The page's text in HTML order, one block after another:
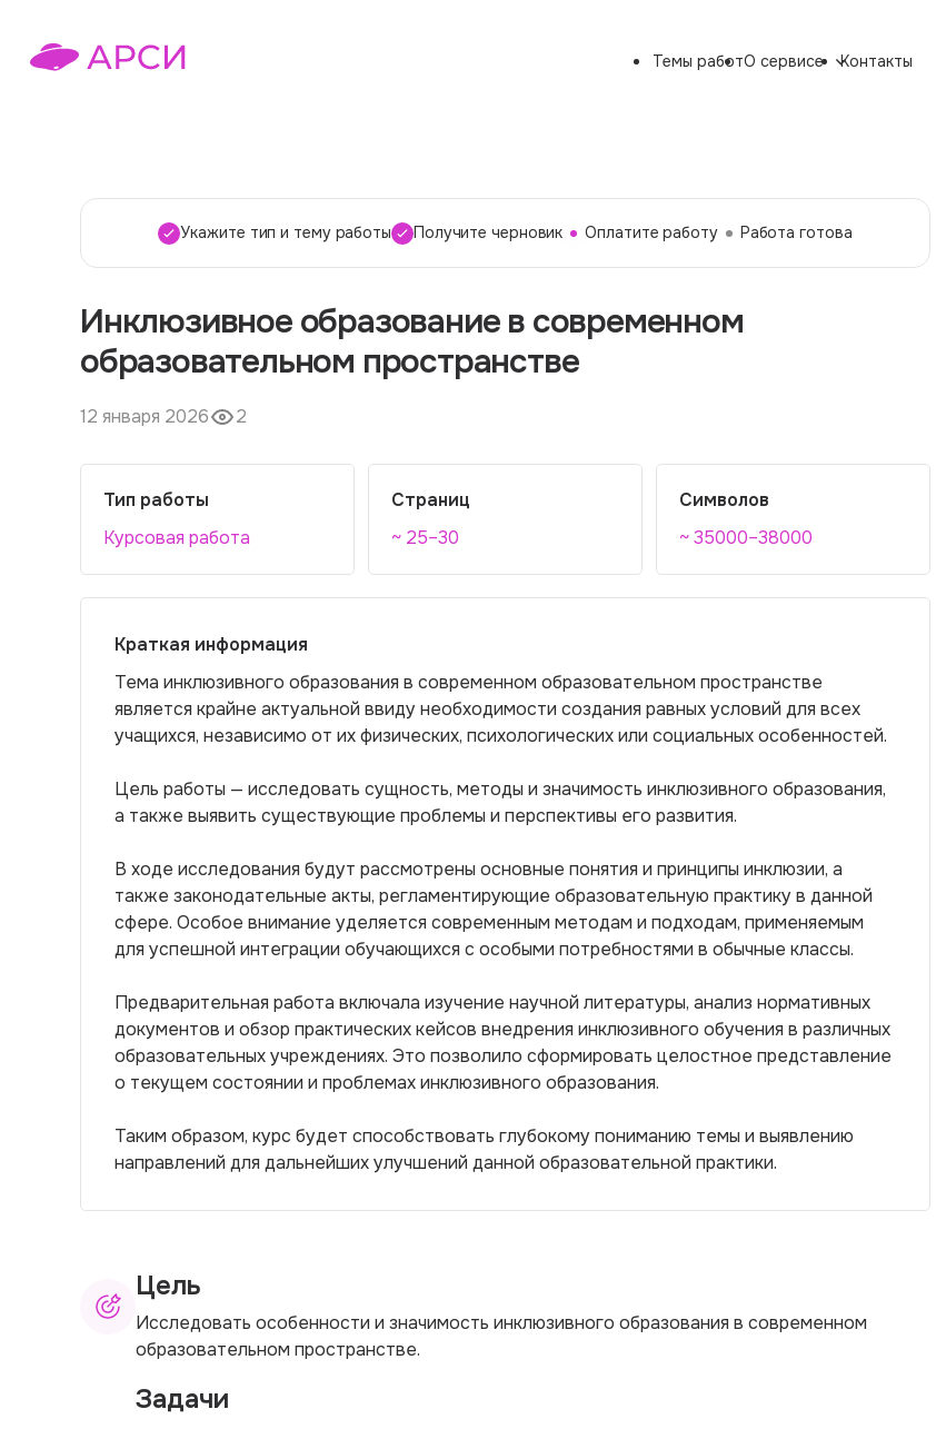
Темы работО сервисе Контакты
Укажите тип и тему работы Получите черновик Оплатите работу Работа готова
Инклюзивное образование в современном
образовательном пространстве
12 января 2026 2
Тип работы
Курсовая работа
Страниц
~ 25–30
Символов
~ 35000–38000
Краткая информация
Тема инклюзивного образования в современном образовательном пространстве
является крайне актуальной ввиду необходимости создания равных условий для всех
учащихся, независимо от их физических, психологических или социальных особенностей.
Цель работы — исследовать сущность, методы и значимость инклюзивного образования,
а также выявить существующие проблемы и перспективы его развития.
В ходе исследования будут рассмотрены основные понятия и принципы инклюзии, а
также законодательные акты, регламентирующие образовательную практику в данной
сфере. Особое внимание уделяется современным методам и подходам, применяемым
для успешной интеграции обучающихся с особыми потребностями в обычные классы.
Предварительная работа включала изучение научной литературы, анализ нормативных
документов и обзор практических кейсов внедрения инклюзивного обучения в различных
образовательных учреждениях. Это позволило сформировать целостное представление
о текущем состоянии и проблемах инклюзивного образования.
Таким образом, курс будет способствовать глубокому пониманию темы и выявлению
направлений для дальнейших улучшений данной образовательной практики.
Цель
Исследовать особенности и значимость инклюзивного образования в современном
образовательном пространстве.
Задачи